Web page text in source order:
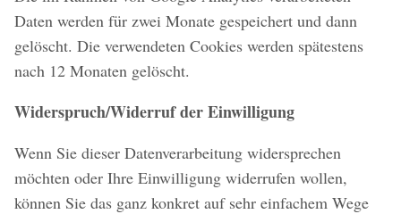
Daten werden für zwei Monate gespeichert und dann
gelöscht. Die verwendeten Cookies werden spätestens
nach 12 Monaten gelöscht.
Widerspruch/Widerruf der Einwilligung
Wenn Sie dieser Datenverarbeitung widersprechen
möchten oder Ihre Einwilligung widerrufen wollen,
können Sie das ganz konkret auf sehr einfachem Wege